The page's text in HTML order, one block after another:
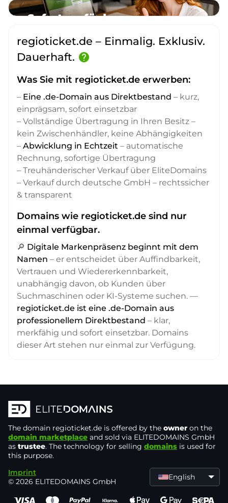
regioticket.de – Einmalig. Exklusiv.
Dauerhaft. help
Was Sie mit regioticket.de erwerben:
– Eine .de-Domain aus Direktbestand – kurz,
einprägsam, sofort einsetzbar
– Vollständige Übertragung in Ihren Besitz –
kein Zwischenhändler, keine Abhängigkeiten
– Abwicklung in Echtzeit – automatische
Rechnung, sofortige Übertragung
– Treuhänderischer Verkauf über EliteDomains
– Verkauf durch deutsche GmbH – rechtssicher
& transparent
Domains wie regioticket.de sind nur
einmal verfügbar.
🔎 Digitale Markenpräsenz beginnt mit dem
Namen – er entscheidet über Auffindbarkeit,
Vertrauen und Wiedererkennbarkeit,
unabhängig davon, ob Kunden über
Suchmaschinen oder KI-Systeme suchen. —
regioticket.de ist eine .de-Domain aus
professionellem Direktbestand – klar,
merkfähig und sofort einsetzbar. Domains
dieser Art stehen nur einmal zur Verfügung.
The domain regioticket.de is offered by the owner on the
domain marketplace and sold via ELITEDOMAINS GmbH
as trustee. The technology for selling domains is used for
this purpose.
Imprint
© 2026 ELITEDOMAINS GmbH
English